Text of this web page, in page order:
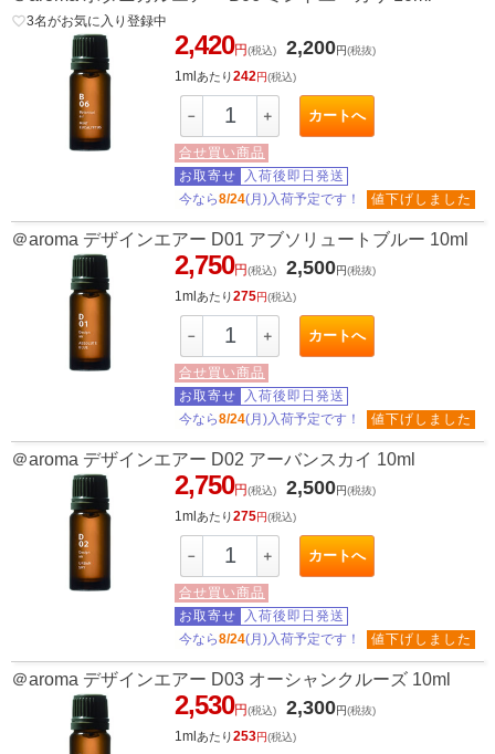
favorite_border3名がお気に入り登録中
2,420円(税込) 2,200円(税抜)
1mlあたり242円(税込)
－ ＋ カートへ
合せ買い商品
お取寄せ
入荷後即日発送
今なら8/24(月)入荷予定です！ 値下げしました
＠aroma デザインエアー D01 アブソリュートブルー 10ml
2,750円(税込) 2,500円(税抜)
1mlあたり275円(税込)
－ ＋ カートへ
合せ買い商品
お取寄せ
入荷後即日発送
今なら8/24(月)入荷予定です！ 値下げしました
＠aroma デザインエアー D02 アーバンスカイ 10ml
2,750円(税込) 2,500円(税抜)
1mlあたり275円(税込)
－ ＋ カートへ
合せ買い商品
お取寄せ
入荷後即日発送
今なら8/24(月)入荷予定です！ 値下げしました
＠aroma デザインエアー D03 オーシャンクルーズ 10ml
2,530円(税込) 2,300円(税抜)
1mlあたり253円(税込)